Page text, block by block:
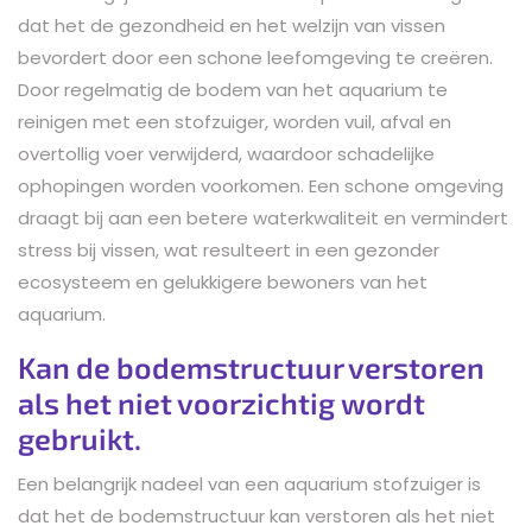
dat het de gezondheid en het welzijn van vissen
bevordert door een schone leefomgeving te creëren.
Door regelmatig de bodem van het aquarium te
reinigen met een stofzuiger, worden vuil, afval en
overtollig voer verwijderd, waardoor schadelijke
ophopingen worden voorkomen. Een schone omgeving
draagt bij aan een betere waterkwaliteit en vermindert
stress bij vissen, wat resulteert in een gezonder
ecosysteem en gelukkigere bewoners van het
aquarium.
Kan de bodemstructuur verstoren
als het niet voorzichtig wordt
gebruikt.
Een belangrijk nadeel van een aquarium stofzuiger is
dat het de bodemstructuur kan verstoren als het niet